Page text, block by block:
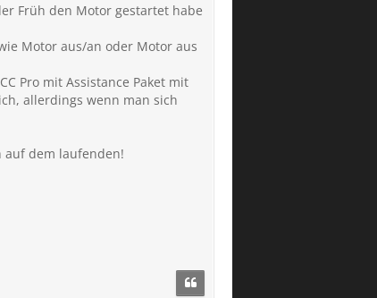
Früh den Motor gestartet habe
Motor aus/an oder Motor aus
Pro mit Assistance Paket mit
allerdings wenn man sich
auf dem laufenden!